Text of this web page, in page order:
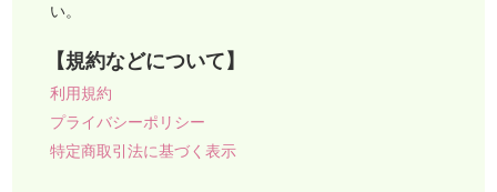
い。
【規約などについて】
利用規約
プライバシーポリシー
特定商取引法に基づく表示